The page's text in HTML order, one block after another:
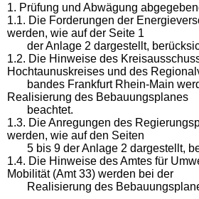
1. Prüfung und Abwägung
1.1. Die Forderungen der
werden, wie auf der Seite 1
der Anlage 2 dargestellt,
1.2. Die Hinweise des
Hochtaunuskreises und des
bandes Frankfurt Rhein-Main
Realisierung des Bebauungsplanes
beachtet.
1.3. Die Anregungen des
werden, wie auf den Seiten
5 bis 9 der Anlage 2 dargestellt,
1.4. Die Hinweise des Amtes für
Mobilität (Amt 33) werden bei der
Realisierung des